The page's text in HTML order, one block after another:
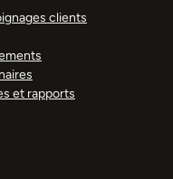
clients
et rapports